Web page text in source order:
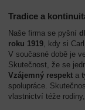
Servis
technologií
-
Přehled
O
Tradice a
Naše firma se pyšní
roku 1919, kdy si
V současné době je
Skutečnost, že se
Vzájemný respekt a
spolupráce.
vlastnictví téže